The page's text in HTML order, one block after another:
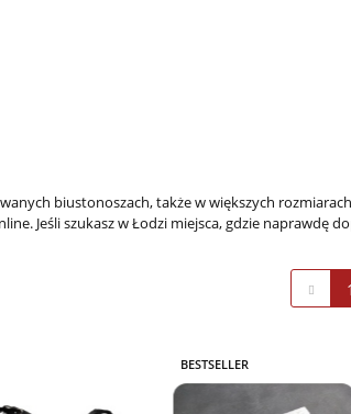
biustonoszach, także w większych
Jeśli szukasz w Łodzi miejsca, gdzie naprawdę
1
BESTSELLER